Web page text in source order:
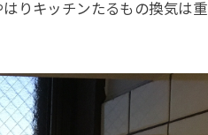
りキッチンたるもの換気は重